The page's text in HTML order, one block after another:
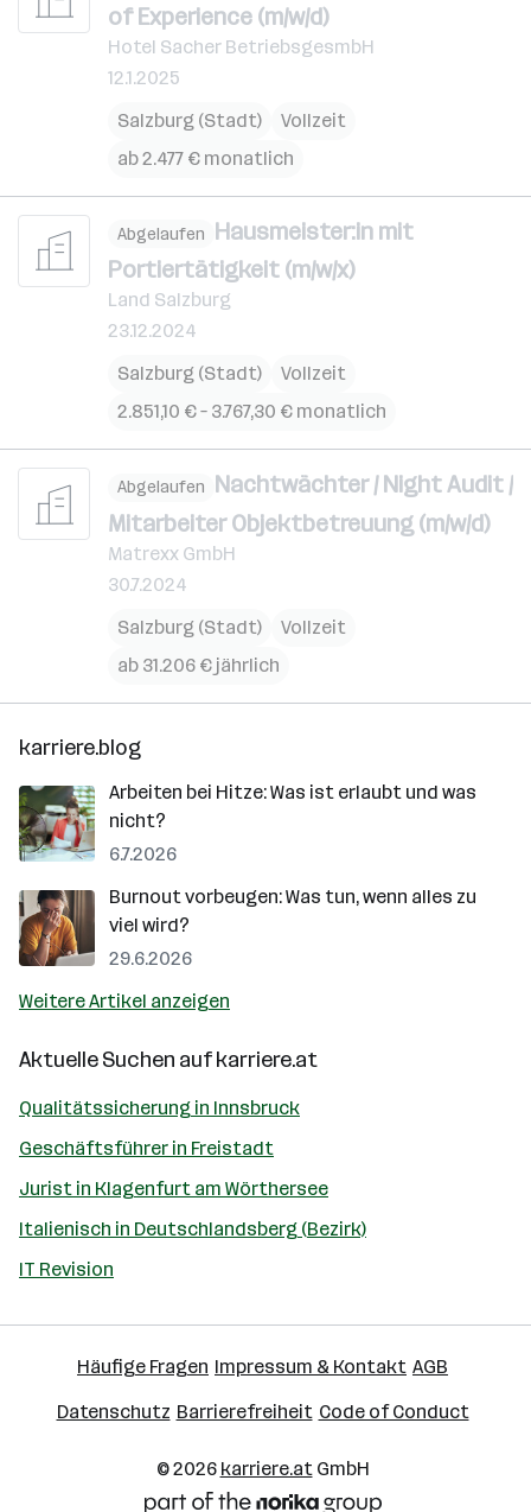
of Experience (m/w/d)
Hotel Sacher BetriebsgesmbH
12.1.2025
Salzburg (Stadt)
Vollzeit
ab 2.477 € monatlich
Abgelaufen Hausmeister:in mit
Portiertätigkeit (m/w/x)
Land Salzburg
23.12.2024
Salzburg (Stadt)
Vollzeit
2.851,10 € – 3.767,30 € monatlich
Abgelaufen Nachtwächter / Night Audit /
Mitarbeiter Objektbetreuung (m/w/d)
Matrexx GmbH
30.7.2024
Salzburg (Stadt)
Vollzeit
ab 31.206 € jährlich
karriere.blog
Arbeiten bei Hitze: Was ist erlaubt und was
nicht?
6.7.2026
Burnout vorbeugen: Was tun, wenn alles zu
viel wird?
29.6.2026
Weitere Artikel anzeigen
Aktuelle Suchen aufkarriere.at
Qualitätssicherung in Innsbruck
Geschäftsführer in Freistadt
Jurist in Klagenfurt am Wörthersee
Italienisch in Deutschlandsberg (Bezirk)
IT Revision
Häufige Fragen Impressum & Kontakt AGB
Datenschutz Barrierefreiheit Code of Conduct
© 2026 karriere.at GmbH